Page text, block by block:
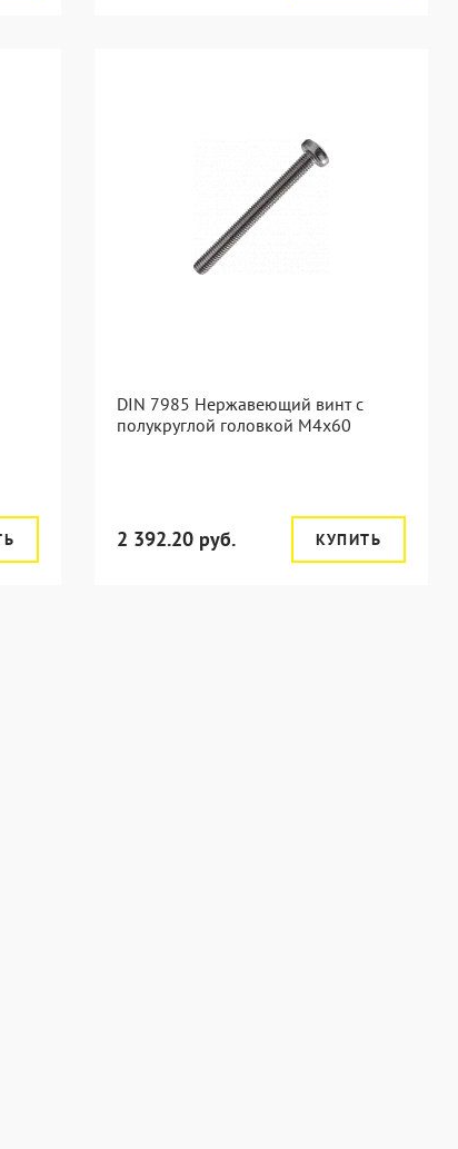
DIN 7985 Нержавеющий винт с
полукруглой головкой М4х60
2 392.20 руб. КУПИТЬ